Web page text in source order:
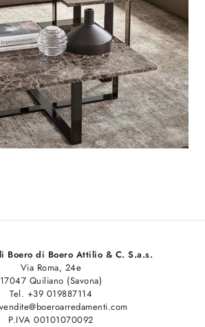
Boero di Boero Attilio & C. S.a.s.
Via Roma, 24e
17047 Quiliano (Savona)
Tel. +39 019887114
P.IVA 00101070092